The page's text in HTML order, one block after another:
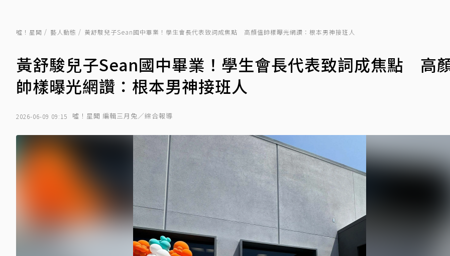
噓！星聞 藝人動態 黃舒駿兒子Sean國中畢業！學生會長代表致詞成焦點 高顏值帥樣曝光網讚：根本男神接班人
黃舒駿兒子Sean國中畢業！學生會長代表致詞成焦點 高
帥樣曝光網讚：根本男神接班人
2026-06-09 09:15 噓！星聞 編輯三月兔／綜合報導